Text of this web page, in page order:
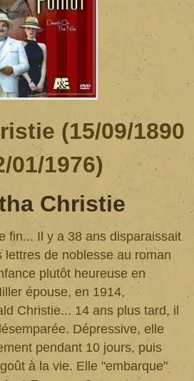
(15/09/1890
01/1976)
fin... Il y a 38 ans disparaissait
lettres de noblesse au roman
plutôt heureuse en
épouse, en 1914,
Christie... 14 ans plus tard, il
Dépressive, elle
pendant 10 jours, puis
à la vie. Elle "embarque"